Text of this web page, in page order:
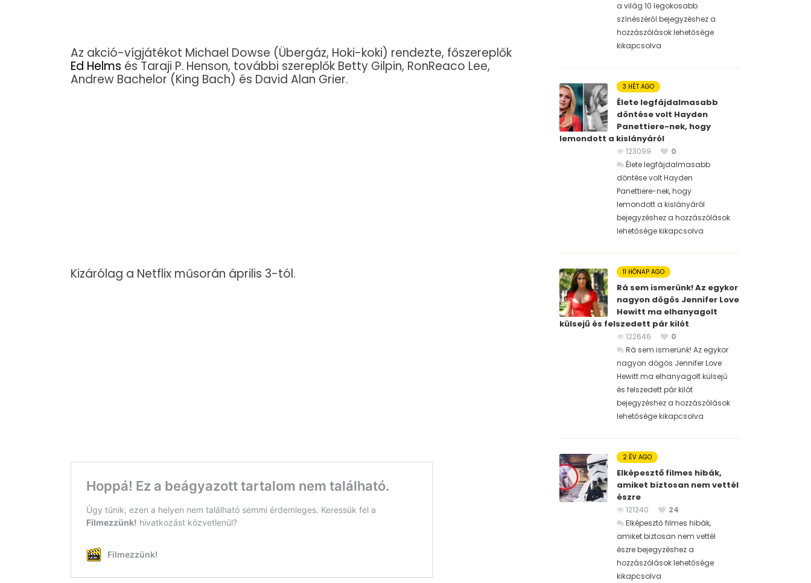
Az akció-vígjátékot Michael Dowse (Übergáz, Hoki-koki) rendezte, főszereplők
Ed Helms és Taraji P. Henson, további szereplők Betty Gilpin, RonReaco Lee,
Andrew Bachelor (King Bach) és David Alan Grier.
Kizárólag a Netflix műsorán április 3-tól.
a világ 10 legokosabb
színészéről bejegyzéshez a
hozzászólások lehetősége
kikapcsolva
3 HÉT AGO
Élete legfájdalmasabb
döntése volt Hayden
Panettiere-nek, hogy
lemondott a kislányáról
123099
0
Élete legfájdalmasabb
döntése volt Hayden
Panettiere-nek, hogy
lemondott a kislányáról
bejegyzéshez a hozzászólások
lehetősége kikapcsolva
11 HÓNAP AGO
Rá sem ismerünk! Az egykor
nagyon dögös Jennifer Love
Hewitt ma elhanyagolt
külsejű és felszedett pár kilót
122646
0
Rá sem ismerünk! Az egykor
nagyon dögös Jennifer Love
Hewitt ma elhanyagolt külsejű
és felszedett pár kilót
bejegyzéshez a hozzászólások
lehetősége kikapcsolva
2 ÉV AGO
Elképesztő filmes hibák,
amiket biztosan nem vettél
észre
121240
24
Elképesztő filmes hibák,
amiket biztosan nem vettél
észre bejegyzéshez a
hozzászólások lehetősége
kikapcsolva